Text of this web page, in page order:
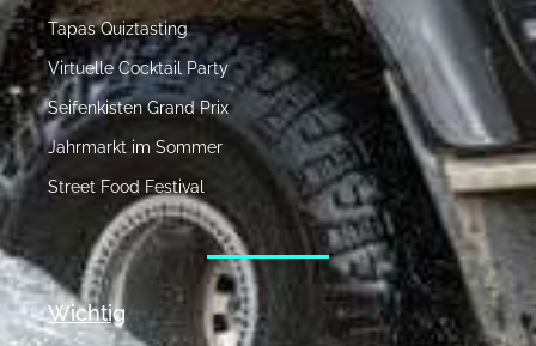
Tapas Quiztasting
Virtuelle Cocktail Party
Seifenkisten Grand Prix
Jahrmarkt im Sommer
Street Food Festival
Wichtig